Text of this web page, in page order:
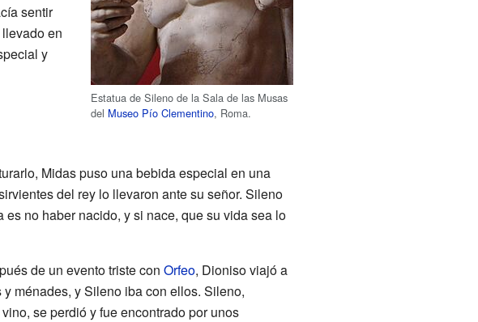
Estatua de Sileno de la Sala de las Musas
del Museo Pío Clementino, Roma.
sentir
en
y
Midas puso una bebida especial en una
del rey lo llevaron ante su señor. Sileno
no haber nacido, y si nace, que su vida sea lo
de un evento triste con Orfeo, Dioniso viajó a
ménades, y Sileno iba con ellos. Sileno,
se perdió y fue encontrado por unos